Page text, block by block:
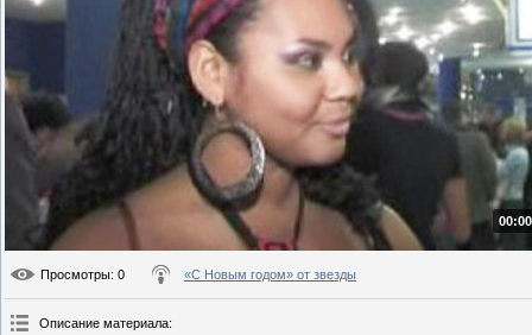
Просмотры: 0 «С Новым годом» от звезды
Описание материала: